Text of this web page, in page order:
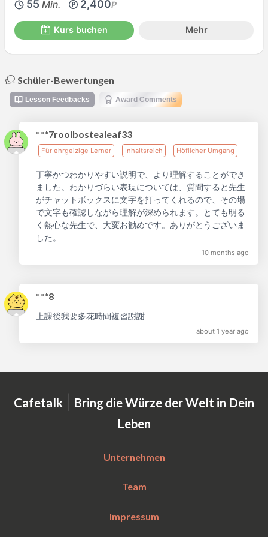
55 Min. 2,400P
Kurs buchen Mehr
Schüler-Bewertungen
Lesson Feedbacks Award Comments
***7rooibostealeaf33
Für ehrgeizige Lerner Inhaltsreich Höflicher Umgang
丁寧かつわかりやすい説明で、より理解することができ
ました。わかりづらい表現については、質問すると先生
がチャットボックスに文字を打ってくれるので、その場
で文字も確認しながら理解が深められます。とても明る
く熱心な先生で、大変お勧めです。ありがとうございま
した。
10 months ago
***8
上課後我要多花時間複習謝謝
about 1 year ago
Cafetalk | Bring die Würze der Welt in Dein
Leben
Unternehmen
Team
Impressum